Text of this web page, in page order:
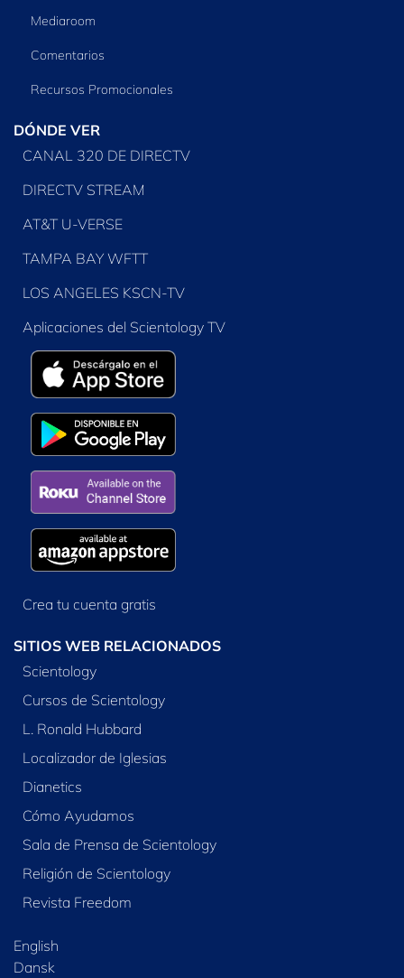
Mediaroom
Comentarios
Recursos Promocionales
DÓNDE VER
CANAL 320 DE DIRECTV
DIRECTV STREAM
AT&T U-VERSE
TAMPA BAY WFTT
LOS ANGELES KSCN-TV
Aplicaciones del Scientology TV
Crea tu cuenta gratis
SITIOS WEB RELACIONADOS
Scientology
Cursos de Scientology
L. Ronald Hubbard
Localizador de Iglesias
Dianetics
Cómo Ayudamos
Sala de Prensa de Scientology
Religión de Scientology
Revista Freedom
English
Dansk